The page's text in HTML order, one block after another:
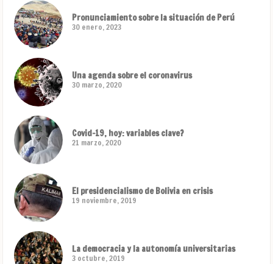
Pronunciamiento sobre la situación de Perú
30 enero, 2023
Una agenda sobre el coronavirus
30 marzo, 2020
Covid-19, hoy: variables clave?
21 marzo, 2020
El presidencialismo de Bolivia en crisis
19 noviembre, 2019
La democracia y la autonomía universitarias
3 octubre, 2019